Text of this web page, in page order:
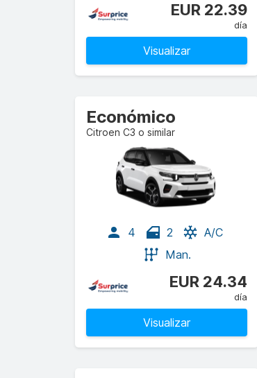
EUR 22.39
día
Visualizar
Económico
Citroen C3 o similar
4 2
A/C
Man.
EUR 24.34
día
Visualizar